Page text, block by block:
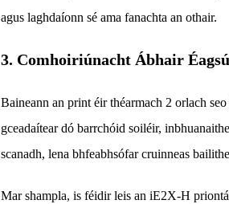
agus laghdaíonn sé ama fanachta an othair.
3. Comhoiriúnacht Ábhair
Baineann an print éir théarmach 2 orlach
gceadaítear dó barrchóid soiléir,
scanadh, lena bhfeabhsófar cruinneas
Mar shampla, is féidir leis an iE2X-H